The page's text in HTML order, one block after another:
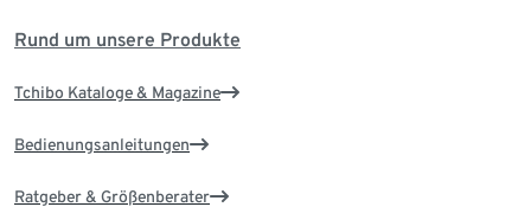
Rund um unsere Produkte
Tchibo Kataloge & Magazine
Bedienungsanleitungen
Ratgeber & Größenberater